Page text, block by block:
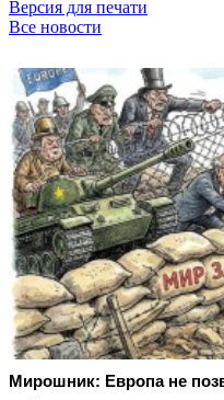
Версия для печати
Все новости
Мирошник: Европа не